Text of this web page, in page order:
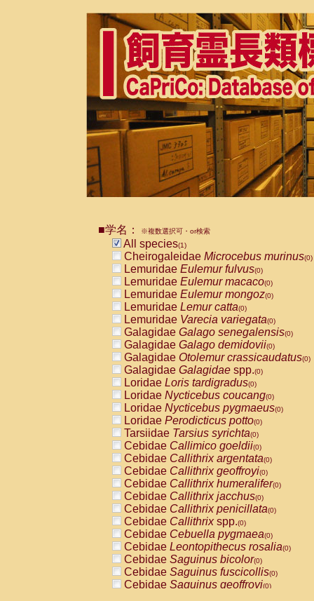
■学名： ※複数選択可・or検索
All species(1)
Cheirogaleidae Microcebus murinus(0)
Lemuridae Eulemur fulvus(0)
Lemuridae Eulemur macaco(0)
Lemuridae Eulemur mongoz(0)
Lemuridae Lemur catta(0)
Lemuridae Varecia variegata(0)
Galagidae Galago senegalensis(0)
Galagidae Galago demidovii(0)
Galagidae Otolemur crassicaudatus(0)
Galagidae Galagidae spp.(0)
Loridae Loris tardigradus(0)
Loridae Nycticebus coucang(0)
Loridae Nycticebus pygmaeus(0)
Loridae Perodicticus potto(0)
Tarsiidae Tarsius syrichta(0)
Cebidae Callimico goeldii(0)
Cebidae Callithrix argentata(0)
Cebidae Callithrix geoffroyi(0)
Cebidae Callithrix humeralifer(0)
Cebidae Callithrix jacchus(0)
Cebidae Callithrix penicillata(0)
Cebidae Callithrixspp.(0)
Cebidae Cebuella pygmaea(0)
Cebidae Leontopithecus rosalia(0)
Cebidae Saguinus bicolor(0)
Cebidae Saguinus fuscicollis(0)
Cebidae Saguinus geoffroyi(0)